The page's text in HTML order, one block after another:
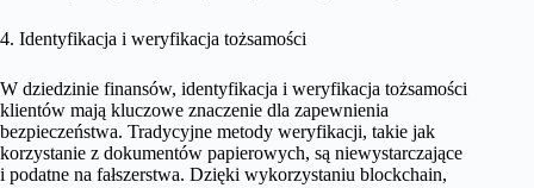
4. Identyfikacja i weryfikacja tożsamości
W dziedzinie finansów, identyfikacja i weryfikacja tożsamości
klientów mają kluczowe znaczenie dla zapewnienia
bezpieczeństwa. Tradycyjne metody weryfikacji, takie jak
korzystanie z dokumentów papierowych, są niewystarczające
i podatne na fałszerstwa. Dzięki wykorzystaniu blockchain,